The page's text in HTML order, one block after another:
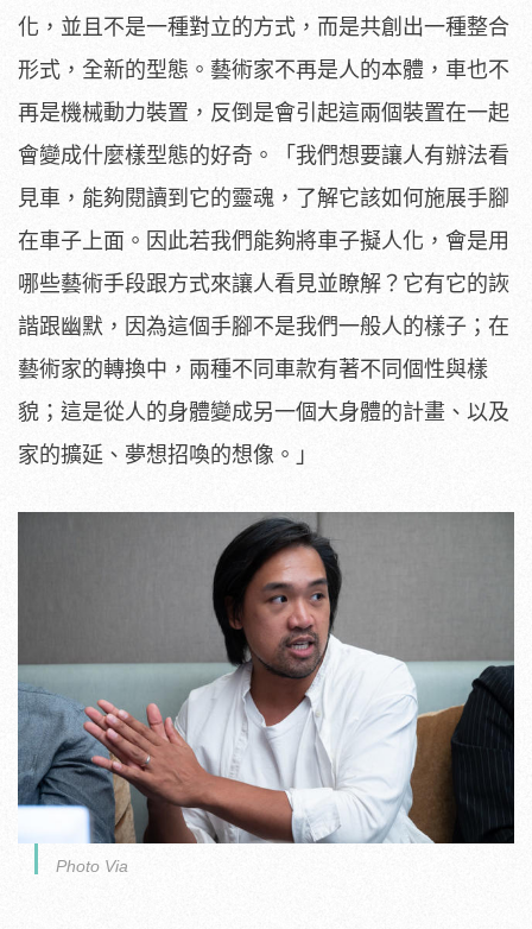
化，並且不是一種對立的方式，而是共創出一種整合
形式，全新的型態。藝術家不再是人的本體，車也不
再是機械動力裝置，反倒是會引起這兩個裝置在一起
會變成什麼樣型態的好奇。「我們想要讓人有辦法看
見車，能夠閱讀到它的靈魂，了解它該如何施展手腳
在車子上面。因此若我們能夠將車子擬人化，會是用
哪些藝術手段跟方式來讓人看見並瞭解？它有它的詼
諧跟幽默，因為這個手腳不是我們一般人的樣子；在
藝術家的轉換中，兩種不同車款有著不同個性與樣
貌；這是從人的身體變成另一個大身體的計畫、以及
家的擴延、夢想招喚的想像。」
Photo Via